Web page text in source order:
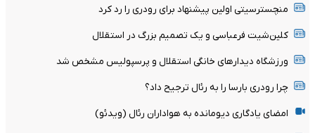
منچسترسیتی اولین پیشنهاد برای رودری را رد کرد
کلین‌شیت فرعباسی و یک تصمیم بزرگ در استقلال
ورزشگاه دیدارهای خانگی استقلال و پرسپولیس مشخص شد
چرا رودری بارسا را به رئال ترجیح داد؟
امضای یادگاری دیومانده به هواداران رئال (ویدئو)